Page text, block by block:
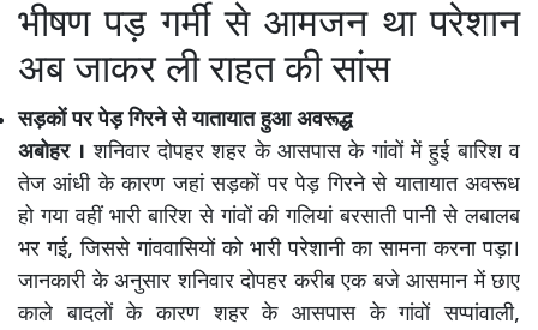
भीषण पड़ गर्मी से आमजन था परेशान
अब जाकर ली राहत की सांस
सड़कों पर पेड़ गिरने से यातायात हुआ अवरूद्ध
अबोहर । शनिवार दोपहर शहर के आसपास के गांवों में हुई बारिश व
तेज आंधी के कारण जहां सड़कों पर पेड़ गिरने से यातायात अवरूध
हो गया वहीं भारी बारिश से गांवों की गलियां बरसाती पानी से लबालब
भर गई, जिससे गांववासियों को भारी परेशानी का सामना करना पड़ा।
जानकारी के अनुसार शनिवार दोपहर करीब एक बजे आसमान में छाए
काले बादलों के कारण शहर के आसपास के गांवों सप्पांवाली,